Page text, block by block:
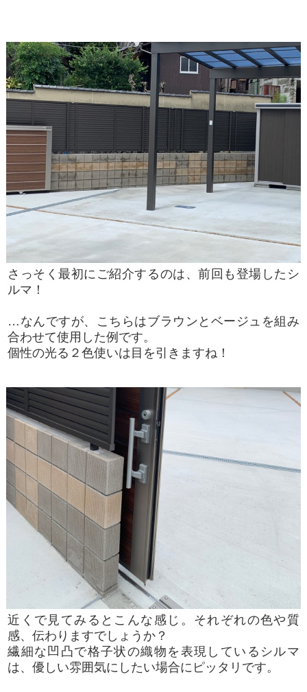
さっそく最初にご紹介するのは、前回も登場したシ
ルマ！
…なんですが、こちらはブラウンとベージュを組み
合わせて使用した例です。
個性の光る ２色使いは目を引きますね！
近くで見てみるとこんな感じ。それぞれの色や質
感、伝わりますでしょうか？
繊細な凹凸で格子状の織物を表現しているシルマ
は、優しい雰囲気にしたい場合にピッタリです。